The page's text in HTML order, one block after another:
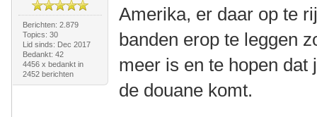
Berichten: 2.879
Topics: 30
Lid sinds: Dec 2017
Bedankt: 42
4456 x bedankt in
2452 berichten
Amerika, er daar op te
banden erop te leggen
meer is en te hopen dat
de douane komt.